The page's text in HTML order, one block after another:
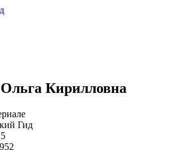
Кирилловна
Гид